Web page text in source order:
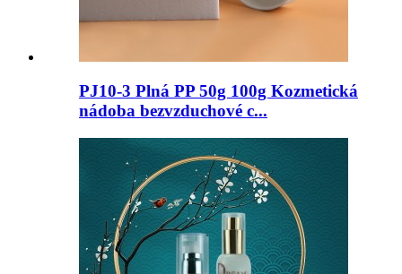
PJ10-3 Plná PP 50g 100g Kozmetická
nádoba bezvzduchové c...